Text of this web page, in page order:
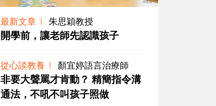
最新文章 朱思穎教授
開學前，讓老師先認識孩子
從心談教養 顏宜婷語言治療師
非要大聲罵才肯動？ 精簡指令溝
通法，不吼不叫孩子照做